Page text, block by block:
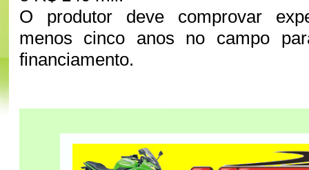
O produtor deve comprovar
menos cinco anos no campo
financiamento.